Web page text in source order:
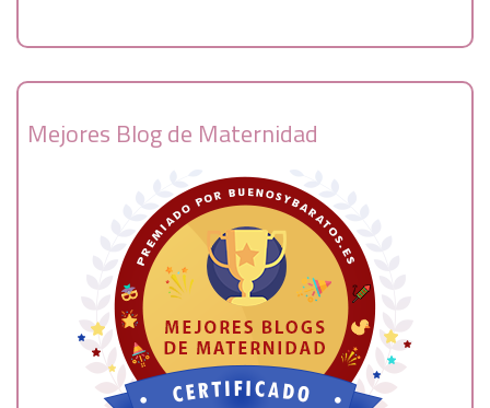
Mejores Blog de Maternidad